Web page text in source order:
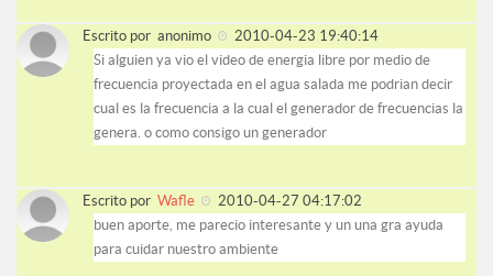
Escrito por anonimo
2010-04-23 19:40:14
Si alguien ya vio el video de energia libre por medio de
frecuencia proyectada en el agua salada me podrian decir
cual es la frecuencia a la cual el generador de frecuencias la
genera. o como consigo un generador
Escrito por Wafle
2010-04-27 04:17:02
buen aporte, me parecio interesante y un una gra ayuda
para cuidar nuestro ambiente